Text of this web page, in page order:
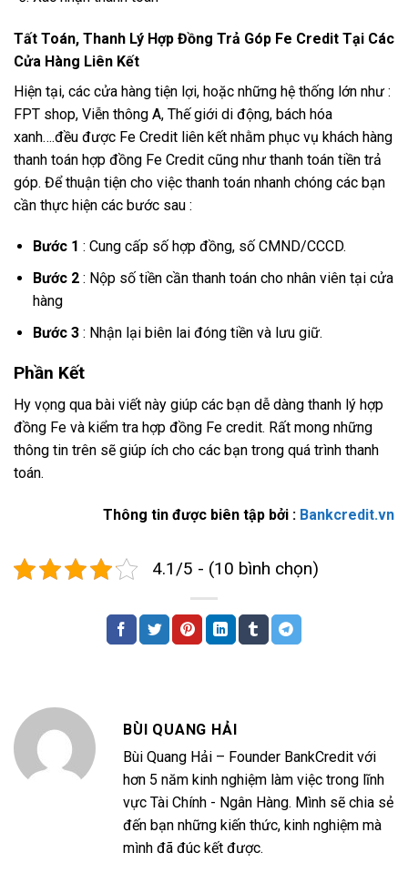
Tất Toán, Thanh Lý Hợp Đồng Trả Góp Fe Credit Tại Các
Cửa Hàng Liên Kết
Hiện tại, các cửa hàng tiện lợi, hoặc những hệ thống lớn như :
FPT shop, Viễn thông A, Thế giới di động, bách hóa
xanh….đều được Fe Credit liên kết nhằm phục vụ khách hàng
thanh toán hợp đồng Fe Credit cũng như thanh toán tiền trả
góp. Để thuận tiện cho việc thanh toán nhanh chóng các bạn
cần thực hiện các bước sau :
Bước 1 : Cung cấp số hợp đồng, số CMND/CCCD.
Bước 2: Nộp số tiền cần thanh toán cho nhân viên tại cửa
hàng
Bước 3: Nhận lại biên lai đóng tiền và lưu giữ.
Phần Kết
Hy vọng qua bài viết này giúp các bạn dễ dàng thanh lý hợp
đồng Fe và kiểm tra hợp đồng Fe credit. Rất mong những
thông tin trên sẽ giúp ích cho các bạn trong quá trình thanh
toán.
Thông tin được biên tập bởi : Bankcredit.vn
4.1/5 - (10 bình chọn)
BÙI QUANG HẢI
Bùi Quang Hải – Founder BankCredit với
hơn 5 năm kinh nghiệm làm việc trong lĩnh
vực Tài Chính - Ngân Hàng. Mình sẽ chia sẻ
đến bạn những kiến thức, kinh nghiệm mà
mình đã đúc kết được.